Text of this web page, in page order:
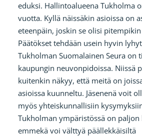
eduksi. Hallintoalueena Tukholma
vuotta. Kyllä näissäkin asioissa on
eteenpäin, joskin se olisi
Päätökset tehdään usein hyvin
Tukholman Suomalainen Seura on
kaupungin neuvonpidoissa. Niissä
kuitenkin näkyy, että meitä on
asioissa kuunneltu. Jäsenenä voit
myös yhteiskunnallisiin
Tukholman ympäristössä on
emmekä voi välttyä päällekkäisiltä